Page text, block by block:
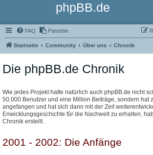
phpBB.de
FAQ Pastebin
Startseite Community Über uns Chronik
Die phpBB.de Chronik
Wie jedes Projekt hatte natürlich auch phpBB.de nicht
50.000 Benutzer und eine Million Beiträge, sondern hat
angefangen und hat sich dann mit der Zeit
Enwicklungsgeschichte für die Nachwelt zu erhalten,
Chronik erstellt.
2001 - 2002: Die Anfänge